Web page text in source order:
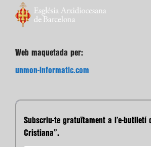
Web maquetada per:
unmon-informatic.com
Subscriu-te gratuïtament a l’e-butlletí
Cristiana”.